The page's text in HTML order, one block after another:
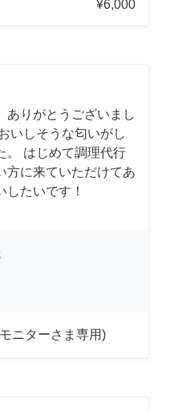
¥6,000
ありがとうございまし
いしそうな匂いがし
。 はじめて調理代行
方に来ていただけてあ
したいです！
ニターさま専用)